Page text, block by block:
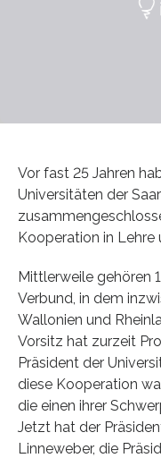
Vor fast 25 Jahren
Universitäten der
Kooperation in Lehre
Mittlerweile gehören
Verbund, in dem
Wallonien und
Vorsitz hat zurzeit
Präsident der
diese Kooperation
die einen ihrer
Jetzt hat der
Linneweber, die